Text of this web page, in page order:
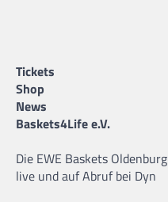
Tickets
Shop
News
Baskets4Life e.V.
Die EWE Baskets Oldenburg
live und auf Abruf bei Dyn